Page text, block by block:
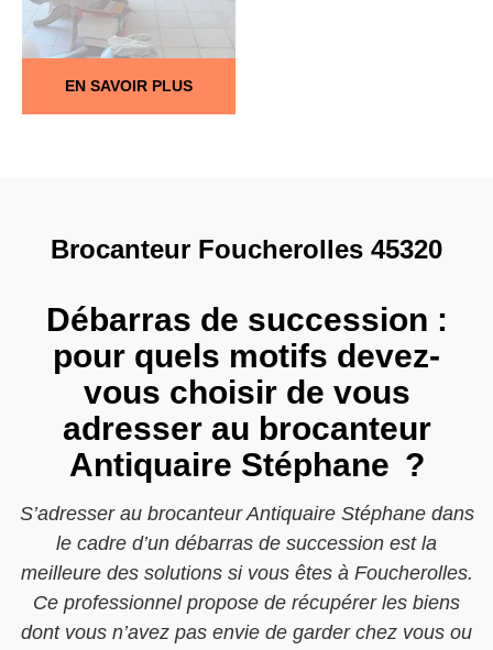
EN SAVOIR PLUS
Brocanteur Foucherolles 45320
Débarras de succession :
pour quels motifs devez-
vous choisir de vous
adresser au brocanteur
Antiquaire Stéphane ?
S’adresser au brocanteur Antiquaire Stéphane dans
le cadre d’un débarras de succession est la
meilleure des solutions si vous êtes à Foucherolles.
Ce professionnel propose de récupérer les biens
dont vous n’avez pas envie de garder chez vous ou